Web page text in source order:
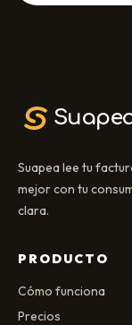
Suapea lee tu
mejor con tu
clara.
PRODUCTO
Cómo funciona
Precios